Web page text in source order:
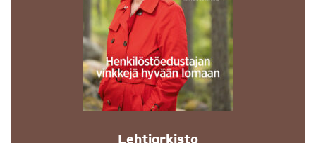
Lehtiarkisto